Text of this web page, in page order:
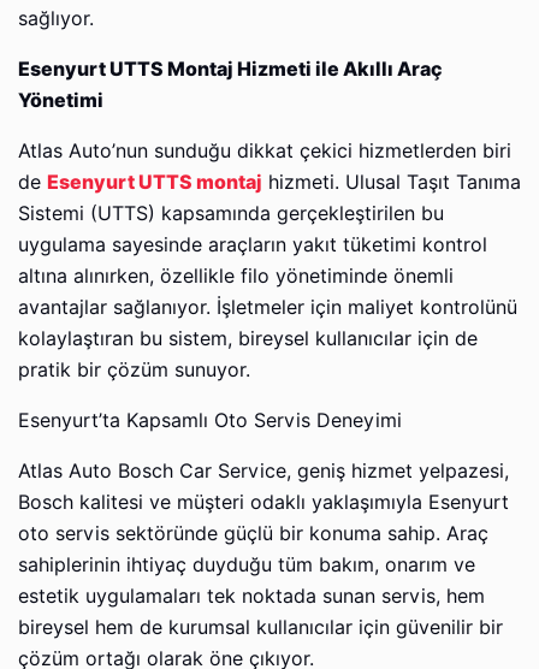
sağlıyor.
Esenyurt UTTS Montaj Hizmeti ile Akıllı Araç
Yönetimi
Atlas Auto’nun sunduğu dikkat çekici hizmetlerden biri
de Esenyurt UTTS montaj hizmeti. Ulusal Taşıt Tanıma
Sistemi (UTTS) kapsamında gerçekleştirilen bu
uygulama sayesinde araçların yakıt tüketimi kontrol
altına alınırken, özellikle filo yönetiminde önemli
avantajlar sağlanıyor. İşletmeler için maliyet kontrolünü
kolaylaştıran bu sistem, bireysel kullanıcılar için de
pratik bir çözüm sunuyor.
Esenyurt’ta Kapsamlı Oto Servis Deneyimi
Atlas Auto Bosch Car Service, geniş hizmet yelpazesi,
Bosch kalitesi ve müşteri odaklı yaklaşımıyla Esenyurt
oto servis sektöründe güçlü bir konuma sahip. Araç
sahiplerinin ihtiyaç duyduğu tüm bakım, onarım ve
estetik uygulamaları tek noktada sunan servis, hem
bireysel hem de kurumsal kullanıcılar için güvenilir bir
çözüm ortağı olarak öne çıkıyor.